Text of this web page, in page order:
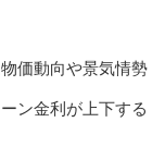
価動向や景気情勢
ン金利が上下する